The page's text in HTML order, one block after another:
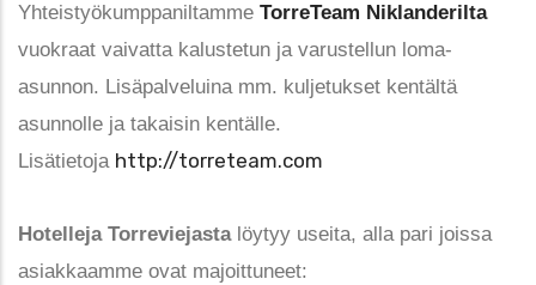
Yhteistyökumppaniltamme TorreTeam Niklanderilta
vuokraat vaivatta kalustetun ja varustellun loma-
asunnon. Lisäpalveluina mm. kuljetukset kentältä
asunnolle ja takaisin kentälle.
Lisätietoja http://torreteam.com
Hotelleja Torreviejastalöytyy useita, alla pari joissa
asiakkaamme ovat majoittuneet: